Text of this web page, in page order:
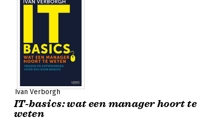
Ivan Verborgh
IT-basics: wat een manager hoort te
weten